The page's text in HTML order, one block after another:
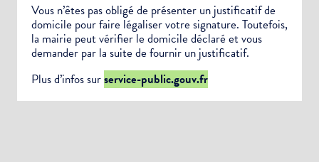
Vous n’êtes pas obligé de présenter un justificatif de
domicile pour faire légaliser votre signature. Toutefois,
la mairie peut vérifier le domicile déclaré et vous
demander par la suite de fournir un justificatif.
Plus d’infos surservice-public.gouv.fr